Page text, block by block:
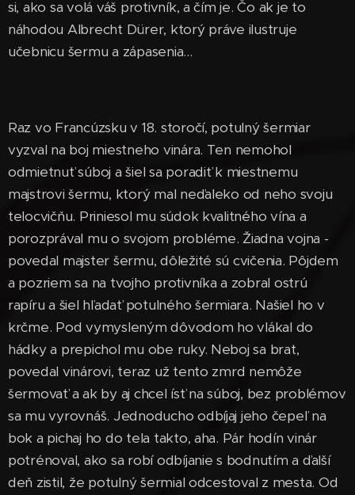
si, ako sa volá váš protivník, a čím je. Čo ak je to
náhodou Albrecht Dürer, ktorý práve ilustruje
učebnicu šermu a zápasenia...
Raz vo Francúzsku v 18. storočí, potulný šermiar
vyzval na boj miestneho vinára. Ten nemohol
odmietnuť súboj a šiel sa poradiť k miestnemu
majstrovi šermu, ktorý mal neďaleko od neho svoju
telocvičňu. Priniesol mu súdok kvalitného vína a
porozprával mu o svojom probléme. Žiadna vojna -
povedal majster šermu, dôležité sú cvičenia. Pôjdem
a pozriem sa na tvojho protivníka a zobral ostrú
rapíru a šiel hľadať potulného šermiara. Našiel ho v
krčme. Pod vymysleným dôvodom ho vlákal do
hádky a prepichol mu obe ruky. Neboj sa brat,
povedal vinárovi, teraz už tento zmrd nemôže
šermovať a ak by aj chcel ísť na súboj, bez problémov
sa mu vyrovnáš. Jednoducho odbíjaj jeho čepeľ na
bok a pichaj ho do tela takto, aha. Pár hodín vinár
potrénoval, ako sa robí odbíjanie s bodnutím a ďalší
deň zistil, že potulný šermial odcestoval z mesta. Od